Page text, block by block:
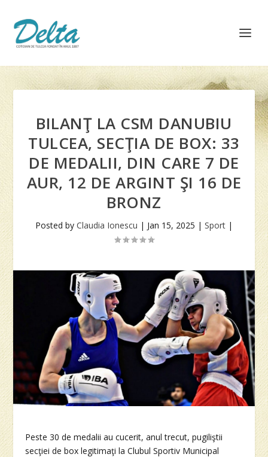
BILANŢ LA CSM DANUBIU
TULCEA, SECŢIA DE BOX: 33
DE MEDALII, DIN CARE 7 DE
AUR, 12 DE ARGINT ŞI 16 DE
BRONZ
Posted by Claudia Ionescu | Jan 15, 2025 | Sport |
Peste 30 de medalii au cucerit, anul trecut, pugiliştii
secţiei de box legitimaţi la Clubul Sportiv Municipal